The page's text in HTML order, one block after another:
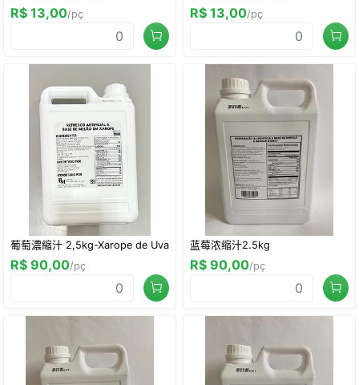
R$ 13,00/pç R$ 13,00/pç
葡萄濃縮汁 2,5kg-Xarope de Uva
R$ 90,00/pç
蓝莓浓缩汁2.5kg
R$ 90,00/pç